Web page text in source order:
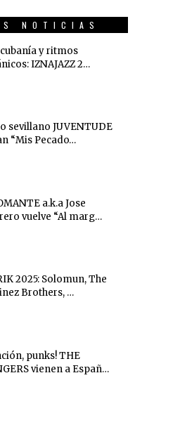
NOTICIAS
cubanía y ritmos
IZNAJAZZ 2…
sevillano JUVENTUDE
“Mis Pecado…
a.k.a Jose
vuelve “Al marg…
2025: Solomun, The
Brothers, …
punks! THE
vienen a Españ…